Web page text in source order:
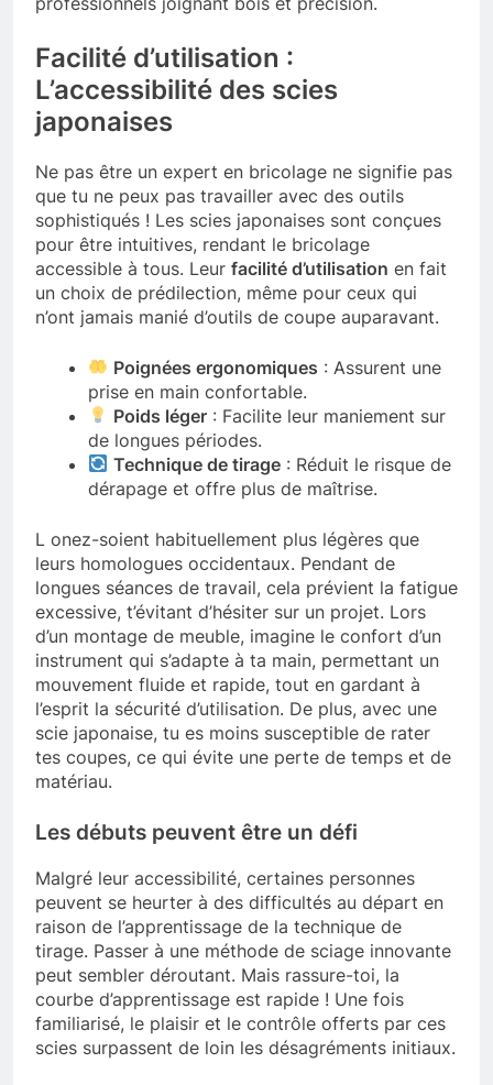
Facilité d’utilisation :
L’accessibilité des scies
japonaises
Ne pas être un expert en bricolage ne signifie pas
que tu ne peux pas travailler avec des outils
sophistiqués ! Les scies japonaises sont conçues
pour être intuitives, rendant le bricolage
accessible à tous. Leur facilité d’utilisation en fait
un choix de prédilection, même pour ceux qui
n’ont jamais manié d’outils de coupe auparavant.
Poignées ergonomiques : Assurent une
prise en main confortable.
Poids léger : Facilite leur maniement sur
de longues périodes.
Technique de tirage : Réduit le risque de
dérapage et offre plus de maîtrise.
L onez-soient habituellement plus légères que
leurs homologues occidentaux. Pendant de
longues séances de travail, cela prévient la fatigue
excessive, t’évitant d’hésiter sur un projet. Lors
d’un montage de meuble, imagine le confort d’un
instrument qui s’adapte à ta main, permettant un
mouvement fluide et rapide, tout en gardant à
l’esprit la sécurité d’utilisation. De plus, avec une
scie japonaise, tu es moins susceptible de rater
tes coupes, ce qui évite une perte de temps et de
matériau.
Les débuts peuvent être un défi
Malgré leur accessibilité, certaines personnes
peuvent se heurter à des difficultés au départ en
raison de l’apprentissage de la technique de
tirage. Passer à une méthode de sciage innovante
peut sembler déroutant. Mais rassure-toi, la
courbe d’apprentissage est rapide ! Une fois
familiarisé, le plaisir et le contrôle offerts par ces
scies surpassent de loin les désagréments initiaux.